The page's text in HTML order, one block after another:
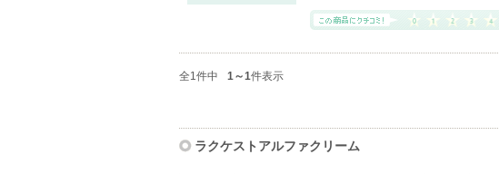
全1件中 1～1件表示
ラクケストアルファクリーム